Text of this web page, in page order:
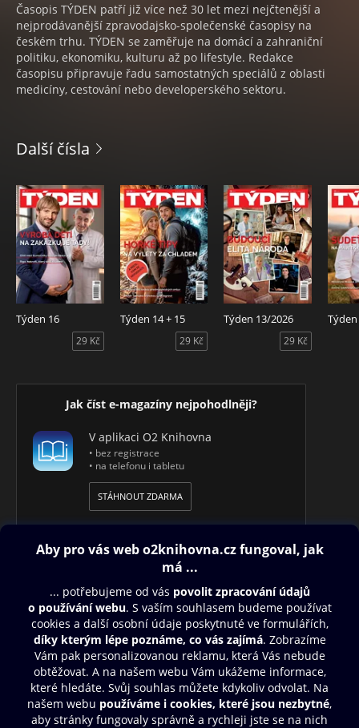
Časopis TÝDEN patří již více než 30 let mezi nejčtenější a
nejprodávanější zpravodajsko-společenské časopisy na
českém trhu. TÝDEN se zaměřuje na domácí a zahraniční
politiku, ekonomiku, kulturu až po lifestyle. Redakce
časopisu připravuje řadu samostatných speciálů z oblasti
medicíny, cestování nebo developerského sektoru.
Další čísla
Týden 16
29 Kč
Týden 14 + 15
29 Kč
Týden 13/2026
29 Kč
Jak číst e-magazíny nejpohodlněji?
V aplikaci O2 Knihovna
• bez registrace
• na telefonu i tabletu
STÁHNOUT ZDARMA
Obsah ke stažení
Moje O2 Knihovna
Další zábava
© O2 Czech Republic a.s.